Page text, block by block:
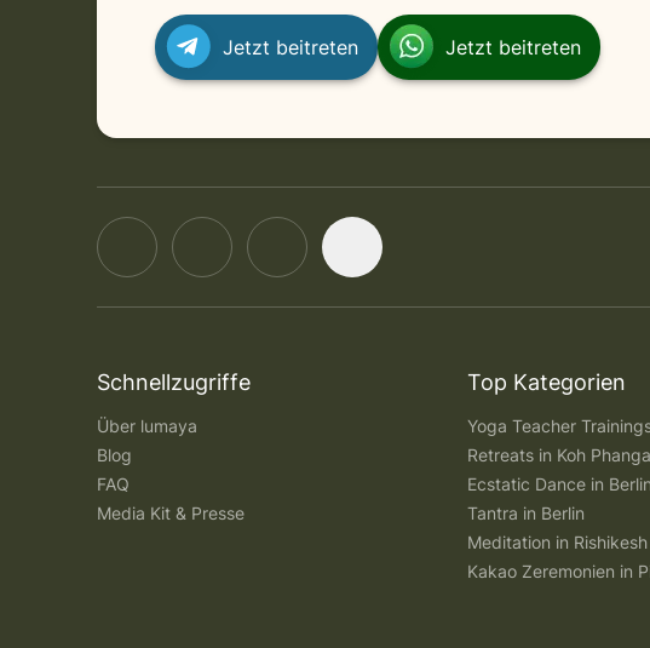
Jetzt beitreten Jetzt beitreten
Schnellzugriffe
Über lumaya
Blog
FAQ
Media Kit & Presse
Top Kategorien
Yoga Teacher
Retreats in Koh
Ecstatic Dance in Berlin
Tantra in Berlin
Meditation in Rishikesh
Kakao Zeremonien in